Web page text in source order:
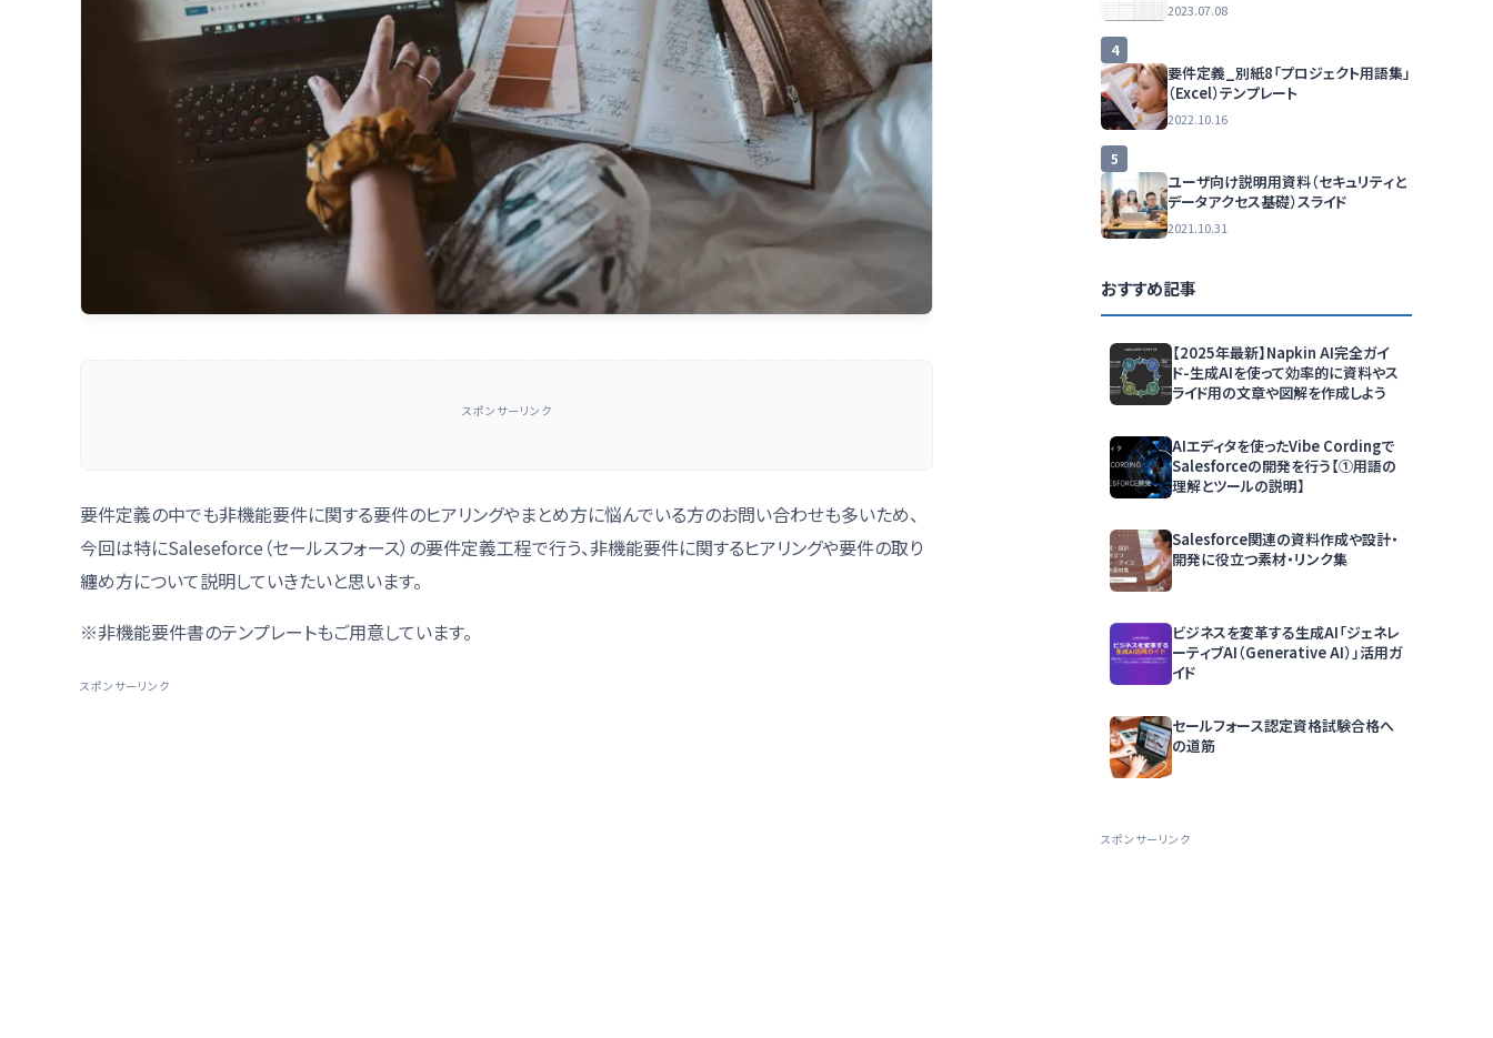
スポンサーリンク
要件定義の中でも非機能要件に関する要件のヒアリングやまとめ方に悩んでいる方のお問い合わせも多いため、
今回は特にSaleseforce（セールスフォース）の要件定義工程で行う、非機能要件に関するヒアリングや要件の取り
纏め方について説明していきたいと思います。
※非機能要件書のテンプレートもご用意しています。
スポンサーリンク
2023.07.08
4
要件定義_別紙8「プロジェクト用語集」
（Excel）テンプレート
2022.10.16
5
ユーザ向け説明用資料（セキュリティと
データアクセス基礎）スライド
2021.10.31
おすすめ記事
【2025年最新】Napkin AI完全ガイ
ド-生成AIを使って効率的に資料やス
ライド用の文章や図解を作成しよう
AIエディタを使ったVibe Cordingで
Salesforceの開発を行う【①用語の
理解とツールの説明】
Salesforce関連の資料作成や設計・
開発に役立つ素材・リンク集
ビジネスを変革する生成AI「ジェネレ
ーティブAI（Generative AI）」活用ガ
イド
セールフォース認定資格試験合格へ
の道筋
スポンサーリンク